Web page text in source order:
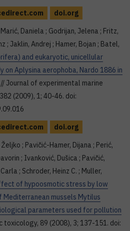
doi.org
Daniela ; Godrijan, Jelena ; Fritz,
; Jaklin, Andrej ; Hamer, Bojan ; Batel,
and eukaryotic, unicellular
on Aplysina aerophoba, Nardo 1886 in
// Journal of experimental marine
(2009), 1; 40-46. doi:
doi.org
; Pavičić-Hamer, Dijana ; Perić,
; Ivanković, Dušica ; Pavičić,
; Schroder, Heinz C. ; Muller,
of hypoosmotic stress by low
mussels Mytilus
parameters used for pollution
toxicology, 89 (2008), 3; 137-151. doi: